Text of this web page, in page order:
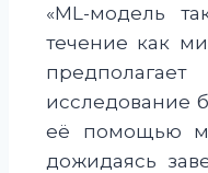
«ML-модель
течение как
исследование
её помощью
дожидаясь